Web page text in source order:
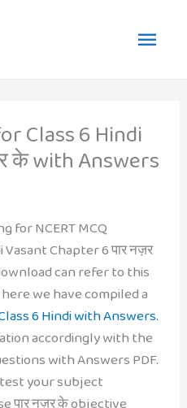
Main
Class 6 Hindi
के with Answers
for NCERT MCQ
Chapter 6 पार नज़र
can refer to this
we have compiled a
6 Hindi with Answers.
accordingly with the
with Answers PDF.
your subject
पार नज़र के objective